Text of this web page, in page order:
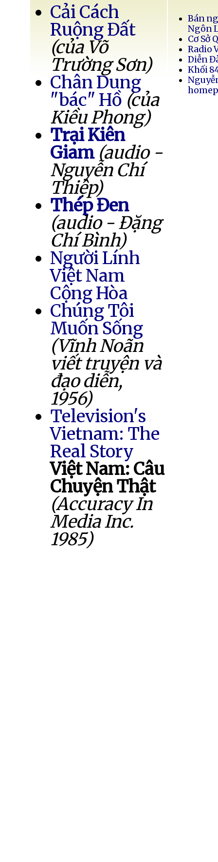
Cải Cách
Ruộng Đất
(của Võ
Trường Sơn)
Chân Dung
"bác" Hồ (của
Kiều Phong)
Trại Kiên
Giam (audio -
Nguyễn Chí
Thiệp)
Thép Đen
(audio - Đặng
Chí Bình)
Người Lính
Việt Nam
Cộng Hòa
Chúng Tôi
Muốn Sống
(Vĩnh Noãn
viết truyện và
đạo diễn,
1956)
Television's
Vietnam: The
Real Story
Việt Nam: Câu
Chuyện Thật
(Accuracy In
Media Inc.
1985)
Bán
Ngôn
Cơ Sở
Radio
Diễn
Khối